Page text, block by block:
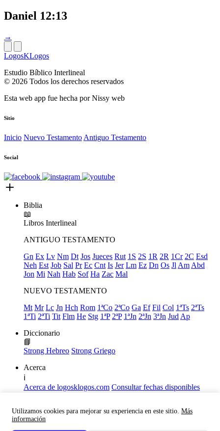
Utilizamos cookies para mejorar su experiencia en este sitio. Más
información
Daniel 12:13
→
LogosKLogos
Estudio Bíblico Interlineal
© 2026 Todos los derechos reservados
Esta web app fue hecha porNissy web
Sitio
Inicio Nuevo Testamento Antiguo Testamento
Social
Biblia
📖
Libros Interlineal
ANTIGUO TESTAMENTO
Gn Ex Lv Nm Dt Jos Jueces Rut 1S 2S 1R 2R 1Cr 2C Esd
Neh Est Job Sal Pr Ec Cnt Is Jer Lm Ez Dn Os Jl Am Abd
Jon Mi Nah Hab Sof Ha Zac Mal
NUEVO TESTAMENTO
Mt Mr Lc Jn Hch Rom 1ªCo 2ªCo Ga Ef Fil Col 1ªTs 2ªTs
1ªTi 2ªTi Tit Flm He Stg 1ªP 2ªP 1ªJn 2ªJn 3ªJn Jud Ap
Diccionario
📘
Strong Hebreo Strong Griego
Acerca
ℹ️
Acerca de logosklogos.com Consultar fechas disponibles
Links útiles